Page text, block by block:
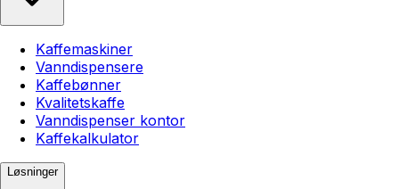
Kaffemaskiner
Vanndispensere
Kaffebønner
Kvalitetskaffe
Vanndispenser kontor
Kaffekalkulator
Løsninger